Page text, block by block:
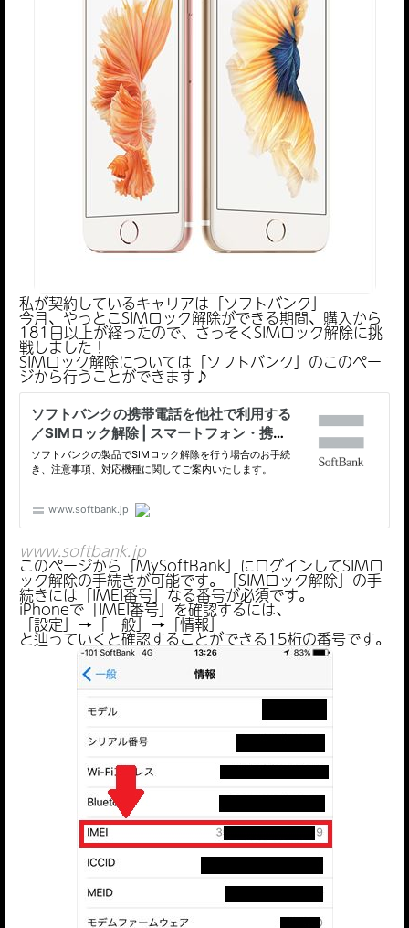
私が契約しているキャリアは「ソフトバンク」
今月、やっとこSIMロック解除ができる期間、購入から
181日以上が経ったので、さっそくSIMロック解除に挑
戦しました！
SIMロック解除については「ソフトバンク」のこのペー
ジから行うことができます♪
www.softbank.jp
このページから「MySoftBank」にログインしてSIMロ
ック解除の手続きが可能です。「SIMロック解除」の手
続きには「IMEI番号」なる番号が必須です。
iPhoneで「IMEI番号」を確認するには、
「設定」→「一般」→「情報」
と辿っていくと確認することができる15桁の番号です。